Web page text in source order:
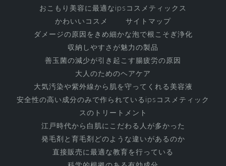
おこもり美容に最適なipsコスメティックス
かわいいコスメ
サイトマップ
ダメージの原因をきめ細かな泡で根こそぎ浄化
収納しやすさが魅力の製品
善玉菌の減少が引き起こす腸疲労の原因
大人のためのヘアケア
大気汚染や紫外線から肌を守ってくれる美容液
安全性の高い成分のみで作られているipsコスメティック
スのトリートメント
江戸時代から白肌にこだわる人が多かった
発毛剤と育毛剤どのような違いがあるのか
直接販売に最適な教育を行っている